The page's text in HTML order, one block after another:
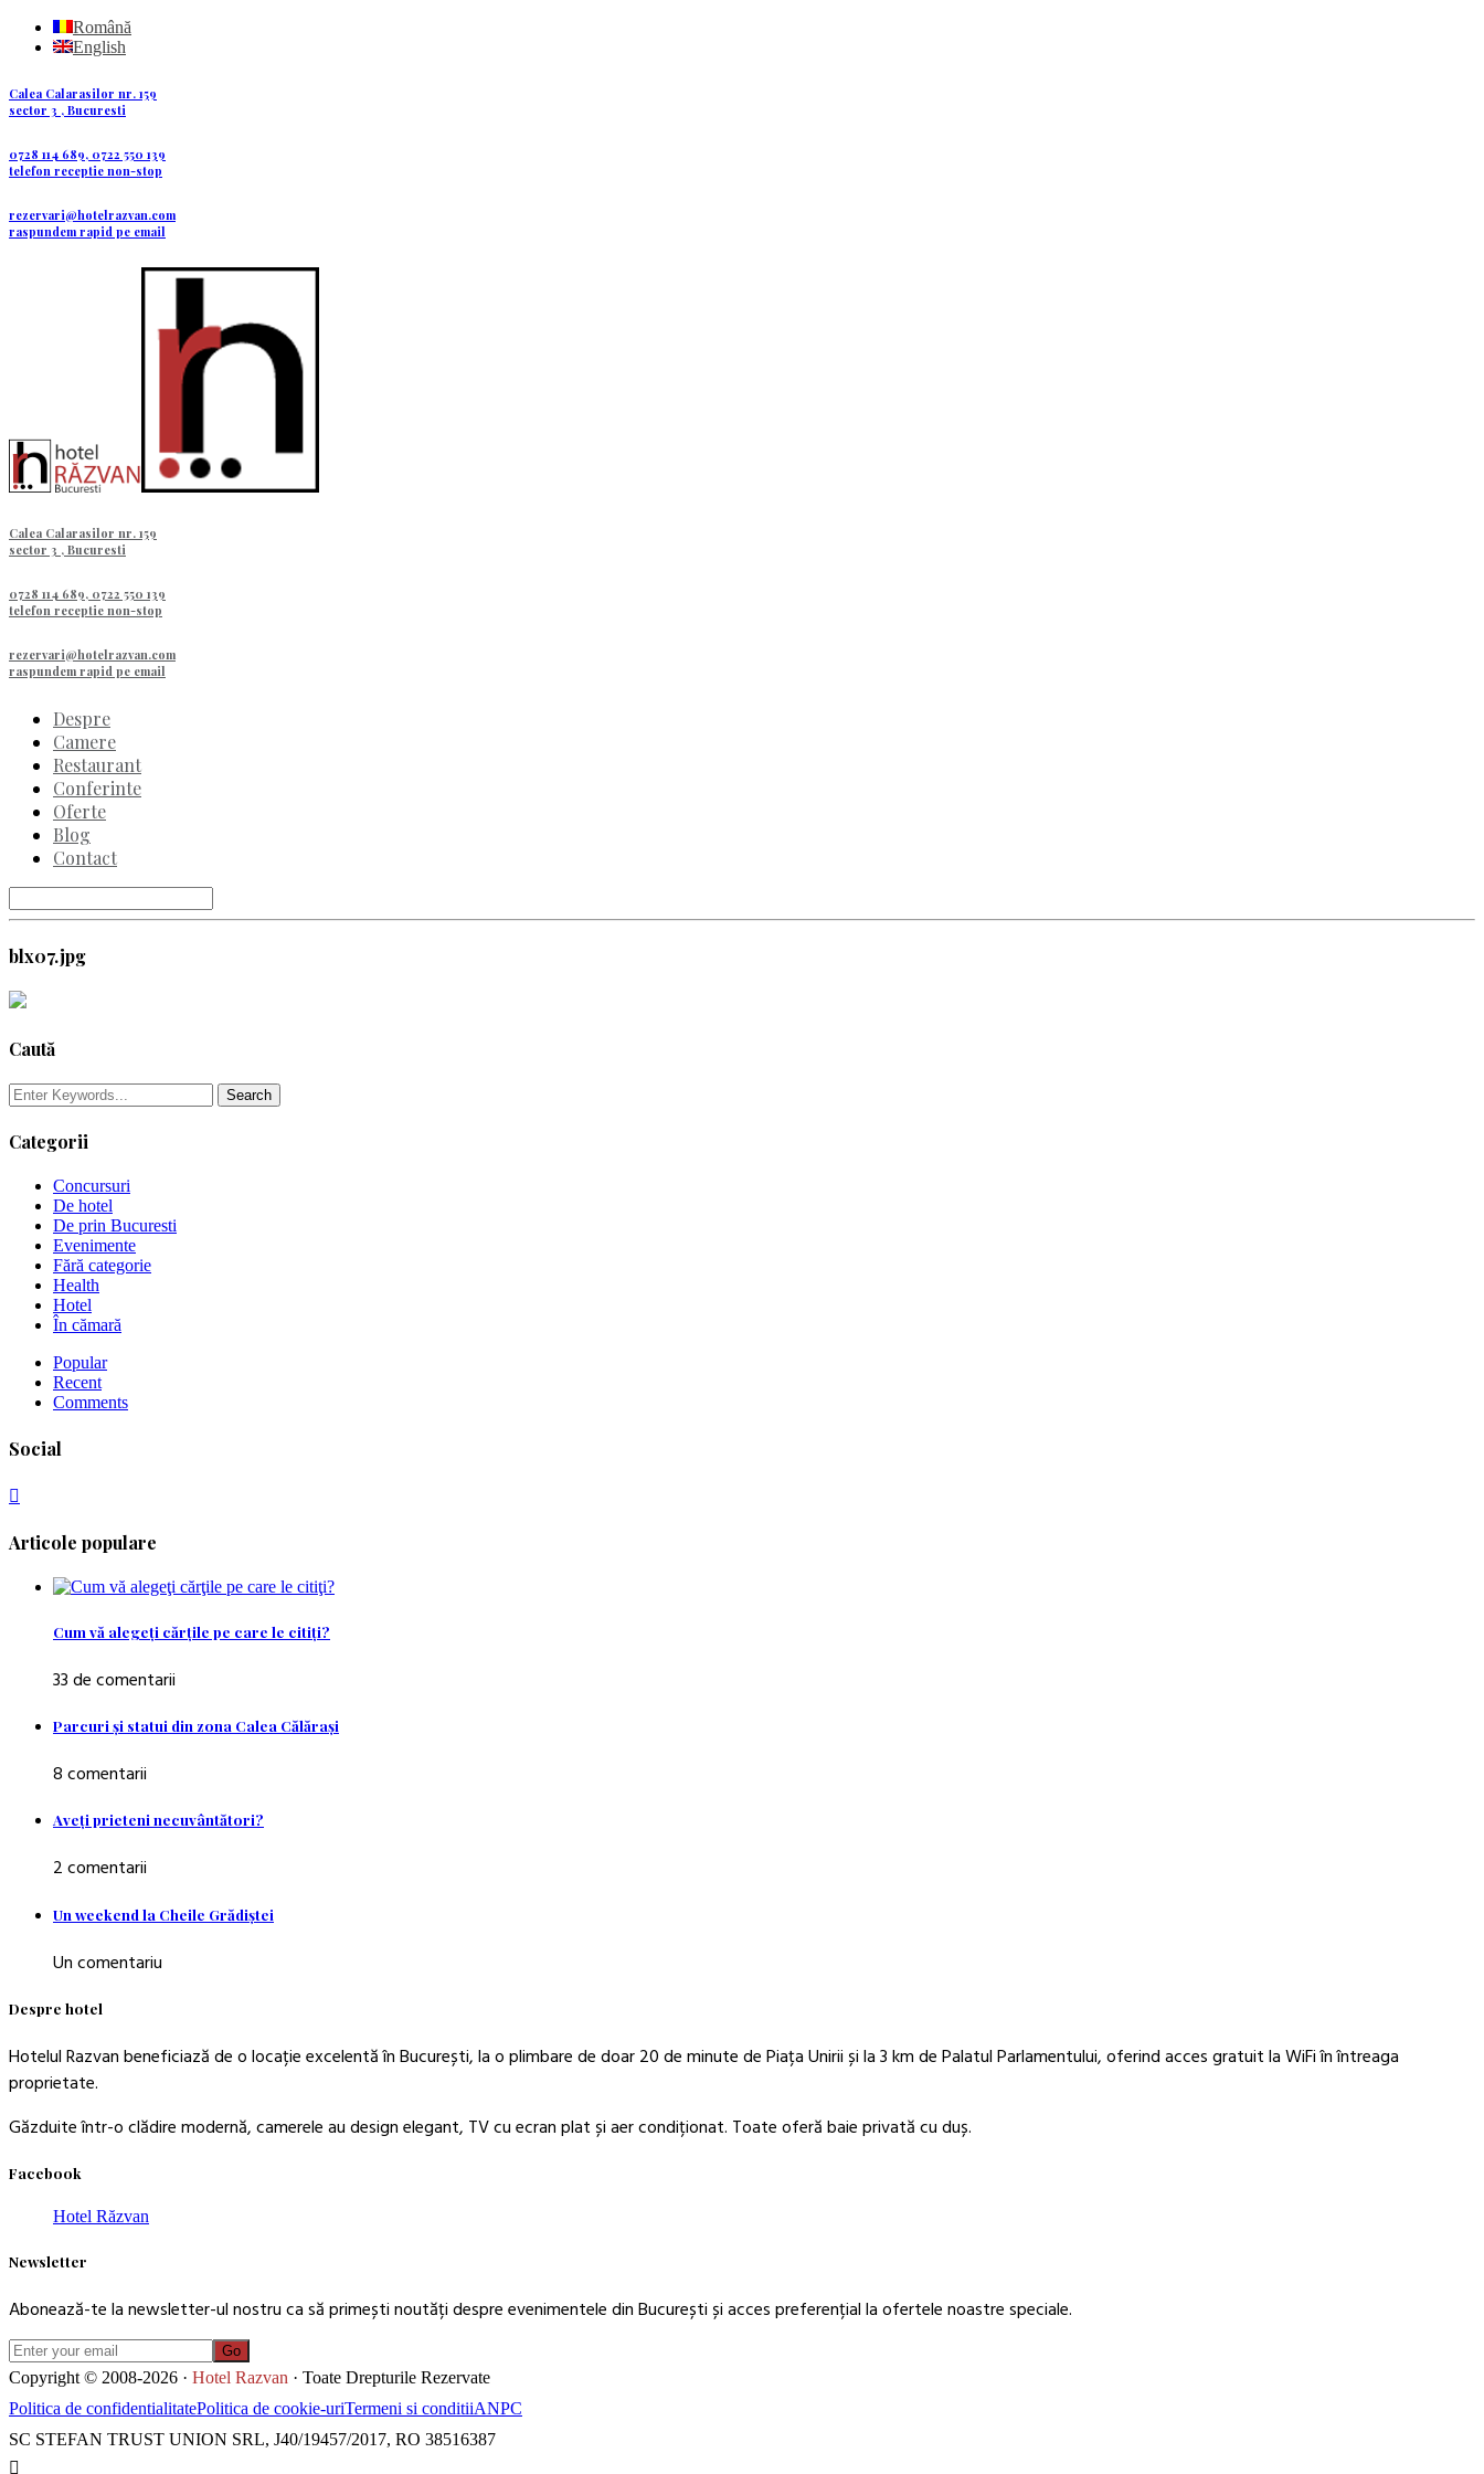
Română
English
Calea Calarasilor nr. 159
sector 3 , Bucuresti
0728 114 689, 0722 550 139
telefon receptie non-stop
rezervari@hotelrazvan.com
raspundem rapid pe email
Calea Calarasilor nr. 159
sector 3 , Bucuresti
0728 114 689, 0722 550 139
telefon receptie non-stop
rezervari@hotelrazvan.com
raspundem rapid pe email
Despre
Camere
Restaurant
Conferinte
Oferte
Blog
Contact
blx07.jpg
Caută
Categorii
Concursuri
De hotel
De prin Bucuresti
Evenimente
Fără categorie
Health
Hotel
În cămară
Popular
Recent
Comments
Social
Articole populare
Cum vă alegeţi cărţile pe care le citiţi?
33 de comentarii
Parcuri şi statui din zona Calea Călăraşi
8 comentarii
Aveţi prieteni necuvântători?
2 comentarii
Un weekend la Cheile Grădiştei
Un comentariu
Despre hotel
Hotelul Razvan beneficiază de o locație excelentă în București, la o plimbare de doar 20 de minute de Piața Unirii și la 3 km de Palatul Parlamentului, oferind acces gratuit la WiFi în întreaga
proprietate.
Găzduite într-o clădire modernă, camerele au design elegant, TV cu ecran plat și aer condiționat. Toate oferă baie privată cu duș.
Facebook
Hotel Răzvan
Newsletter
Abonează-te la newsletter-ul nostru ca să primești noutăți despre evenimentele din București și acces preferențial la ofertele noastre speciale.
Go
Copyright © 2008-2026 · Hotel Razvan · Toate Drepturile Rezervate
Politica de confidentialitatePolitica de cookie-uriTermeni si conditiiANPC
SC STEFAN TRUST UNION SRL, J40/19457/2017, RO 38516387